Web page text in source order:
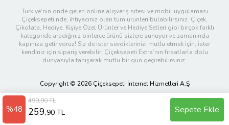
%48
499,90 TL
259,90 TL Sepete Ekle
Türkiye’nin önde gelen online alışveriş sitesi ve mobil uygulaması
Çiçeksepeti’nde, ihtiyacınız olan tüm ürünleri bulabilirsiniz. Çiçek,
Çikolata, Hediye, Kişiye Özel Ürünler ve Hediye Setleri gibi birçok farklı
kategoride aradığınız binlerce ürünü sizlere sunuyor ve zamanında
kapınıza getiriyoruz! Siz de ister sevdiklerinizi mutlu etmek için, ister
kendiniz için sipariş verebilir; Çiçeksepeti Extra’nın fırsatlarla dolu
dünyasıyla tanışarak mutlu bir gün geçirebilirsiniz.
Copyright © 2026 Çiçeksepeti İnternet Hizmetleri A.Ş